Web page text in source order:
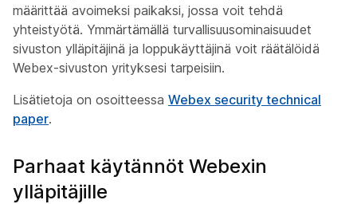
määrittää avoimeksi paikaksi, jossa voit tehdä
yhteistyötä. Ymmärtämällä turvallisuusominaisuudet
sivuston ylläpitäjinä ja loppukäyttäjinä voit räätälöidä
Webex-sivuston yrityksesi tarpeisiin.
Lisätietoja on osoitteessa Webex security technical
paper.
Parhaat käytännöt Webexin
ylläpitäjille